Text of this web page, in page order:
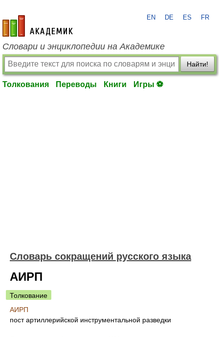
academic.ru
EN DE ES FR
Словари и энциклопедии на Академике
Найти!
Толкования Переводы Книги Игры ⚽
Словарь сокращений русского языка
АИРП
Толкование
АИРП
пост артиллерийской инструментальной разведки